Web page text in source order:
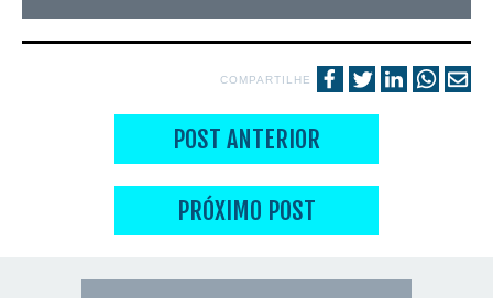
COMPARTILHE
POST ANTERIOR
PRÓXIMO POST